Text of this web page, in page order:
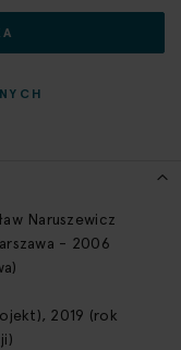
Naruszewicz
- 2006
2019 (rok